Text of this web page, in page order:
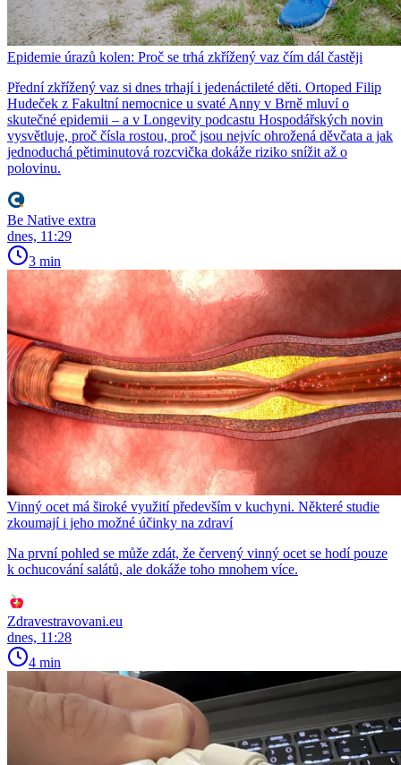
Epidemie úrazů kolen: Proč se trhá zkřížený vaz čím dál častěji
Přední zkřížený vaz si dnes trhají i jedenáctileté děti. Ortoped Filip
Hudeček z Fakultní nemocnice u svaté Anny v Brně mluví o
skutečné epidemii – a v Longevity podcastu Hospodářských novin
vysvětluje, proč čísla rostou, proč jsou nejvíc ohrožená děvčata a jak
jednoduchá pětiminutová rozcvička dokáže riziko snížit až o
polovinu.
Be Native extra
dnes, 11:29
3 min
Vinný ocet má široké využití především v kuchyni. Některé studie
zkoumají i jeho možné účinky na zdraví
Na první pohled se může zdát, že červený vinný ocet se hodí pouze
k ochucování salátů, ale dokáže toho mnohem více.
Zdravestravovani.eu
dnes, 11:28
4 min